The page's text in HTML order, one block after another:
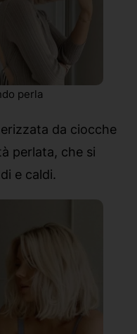
perla
da ciocche
perlata, che si
e caldi.